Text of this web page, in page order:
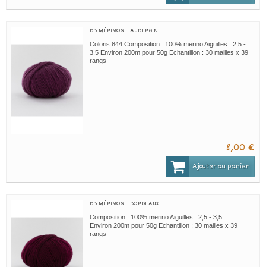
BB MÉRINOS - AUBERGINE
Coloris 844 Composition : 100% merino Aiguilles : 2,5 -
3,5 Environ 200m pour 50g Echantillon : 30 mailles x 39
rangs
8,00 €
Ajouter au panier
BB MÉRINOS - BORDEAUX
Composition : 100% merino Aiguilles : 2,5 - 3,5
Environ 200m pour 50g Echantillon : 30 mailles x 39
rangs